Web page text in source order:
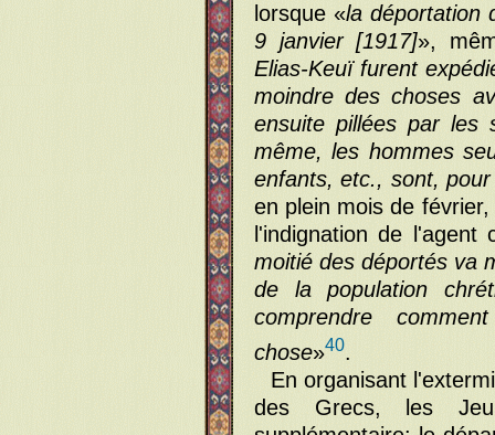
lorsque «la déportation
9 janvier [1917]»,
Elias-Keuï furent
moindre des choses
ensuite pillées par les
même, les hommes
enfants, etc., sont,
en plein mois de
l'indignation de l'agent
moitié des déportés va
de la population
comprendre
chose»40.
En organisant
des Grecs, les